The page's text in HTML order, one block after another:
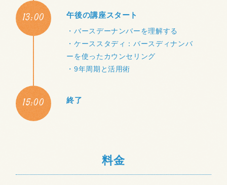
13:00 午後の講座スタート
・バースデーナンバーを理解する
・ケーススタディ：バースディナンバ
ーを使ったカウンセリング
・9年周期と活用術
15:00 終了
料金